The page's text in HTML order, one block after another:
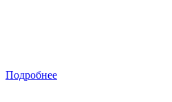
Подробнее